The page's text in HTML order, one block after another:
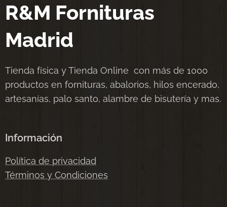
R&M Fornituras
Madrid
Tienda física y Tienda Online con más de 1000
productos en fornituras, abalorios, hilos encerado,
artesanías, palo santo, alambre de bisutería y mas.
Información
Política de privacidad
Términos y Condiciones